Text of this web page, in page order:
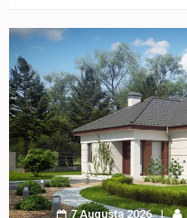
7 Augusta 2026